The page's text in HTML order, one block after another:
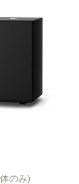
のみ)